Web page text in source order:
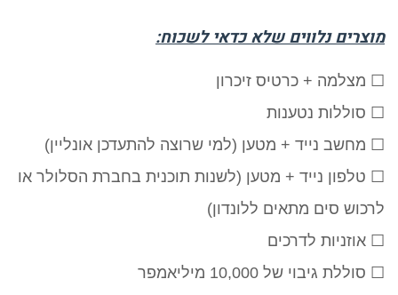
מוצרים נלווים שלא כדאי לשכוח:
☐ מצלמה + כרטיס זיכרון
☐ סוללות נטענות
☐ מחשב נייד + מטען (למי שרוצה להתעדכן אונליין)
☐ טלפון נייד + מטען (לשנות תוכנית בחברת הסלולר או
לרכוש סים מתאים ללונדון)
☐ אוזניות לדרכים
☐ סוללת גיבוי של 10,000 מיליאמפר